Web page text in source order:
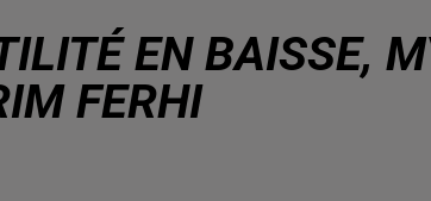
EN BAISSE,
FERHI